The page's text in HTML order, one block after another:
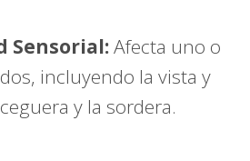
Sensorial:Afecta uno o
incluyendo la vista y
y la sordera.